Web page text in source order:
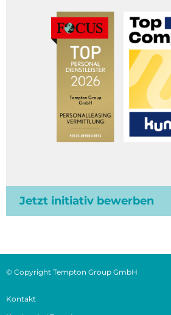
Jetzt initiativ bewerben
© Copyright Tempton Group GmbH
Kontakt